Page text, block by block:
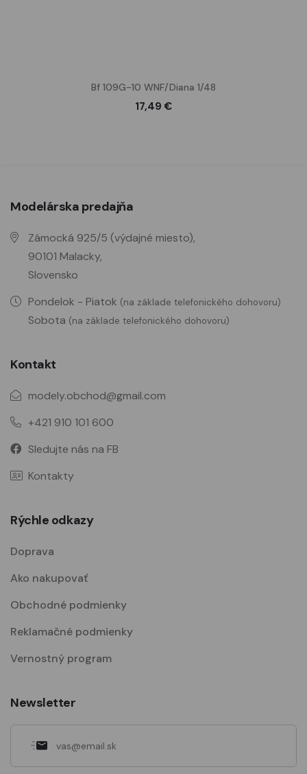
Bf 109G-10 WNF/Diana 1/48
17,49 €
Modelárska predajňa
Zámocká 925/5 (výdajné miesto),
90101 Malacky,
Slovensko
Pondelok - Piatok (na základe telefonického dohovoru)
Sobota (na základe telefonického dohovoru)
Kontakt
modely.obchod@gmail.com
+421 910 101 600
Sledujte nás na FB
Kontakty
Rýchle odkazy
Doprava
Ako nakupovať
Obchodné podmienky
Reklamačné podmienky
Vernostný program
Newsletter